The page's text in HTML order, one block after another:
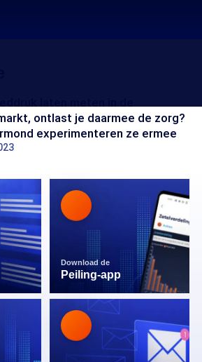
ontlast je daarmee de zorg?
experimenteren ze ermee
Download de
Peiling-app